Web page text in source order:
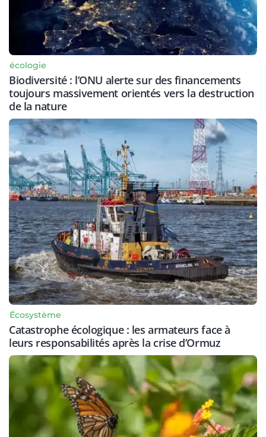
écologie
Biodiversité : l’ONU alerte sur des financements
toujours massivement orientés vers la destruction
de la nature
Écosystème
Catastrophe écologique : les armateurs face à
leurs responsabilités après la crise d’Ormuz